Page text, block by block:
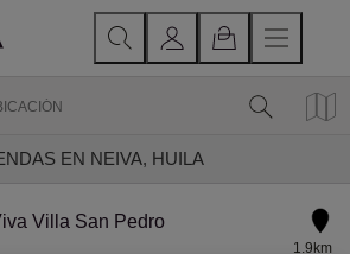
EN NEIVA, HUILA
Villa San Pedro
1.9km